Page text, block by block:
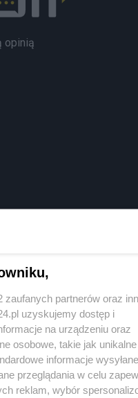
opinią
zaufanych partnerów oraz
uzyskujemy dostęp i
na urządzeniu oraz
osobowe, takie jak unikalne
informacje
przeglądania w celu
reklam, wybór